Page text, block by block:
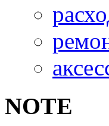
NOTE